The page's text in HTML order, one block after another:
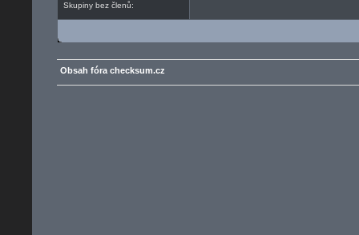
Skupiny bez členů:
Obsah fóra checksum.cz